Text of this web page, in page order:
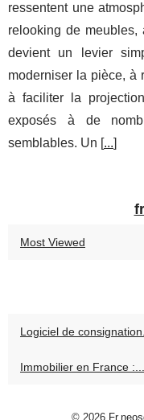
ressentent une
relooking de
devient un levier
moderniser la pièce, à
à faciliter la
exposés à de
semblables. Un [...]
Most Viewed
Logiciel de
Immobilier en France :...
© 2026